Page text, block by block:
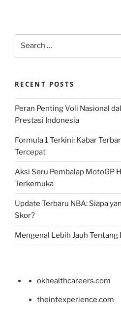
RECENT POSTS
Peran Penting Voli Nasional
Prestasi Indonesia
Formula 1 Terkini: Kabar
Tercepat
Aksi Seru Pembalap MotoGP
Terkemuka
Update Terbaru NBA: Siapa
Skor?
Mengenal Lebih Jauh Tentang
okhealthcareers.com
theintexperience.com